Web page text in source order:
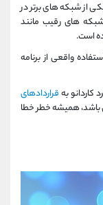
از شبکه های برتر در
های رقیب مانند
است.
واقعی از برنامه
کاردانو بهقراردادهای
باشد، همیشه خطر خطا